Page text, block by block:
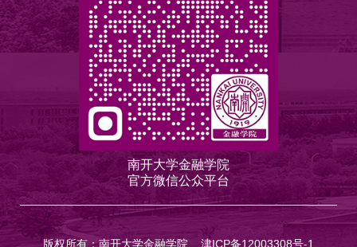
南开大学金融学院
官方微信公众平台
版权所有：南开大学金融学院 津ICP备12003308号-1